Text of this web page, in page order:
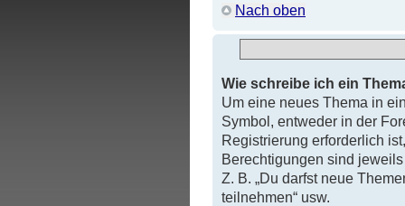
Nach oben
Wie schreibe ich ein
Um eine neues Thema in
Symbol, entweder in der
Registrierung erforderlich
Berechtigungen sind
Z. B. „Du darfst neue
teilnehmen“ usw.